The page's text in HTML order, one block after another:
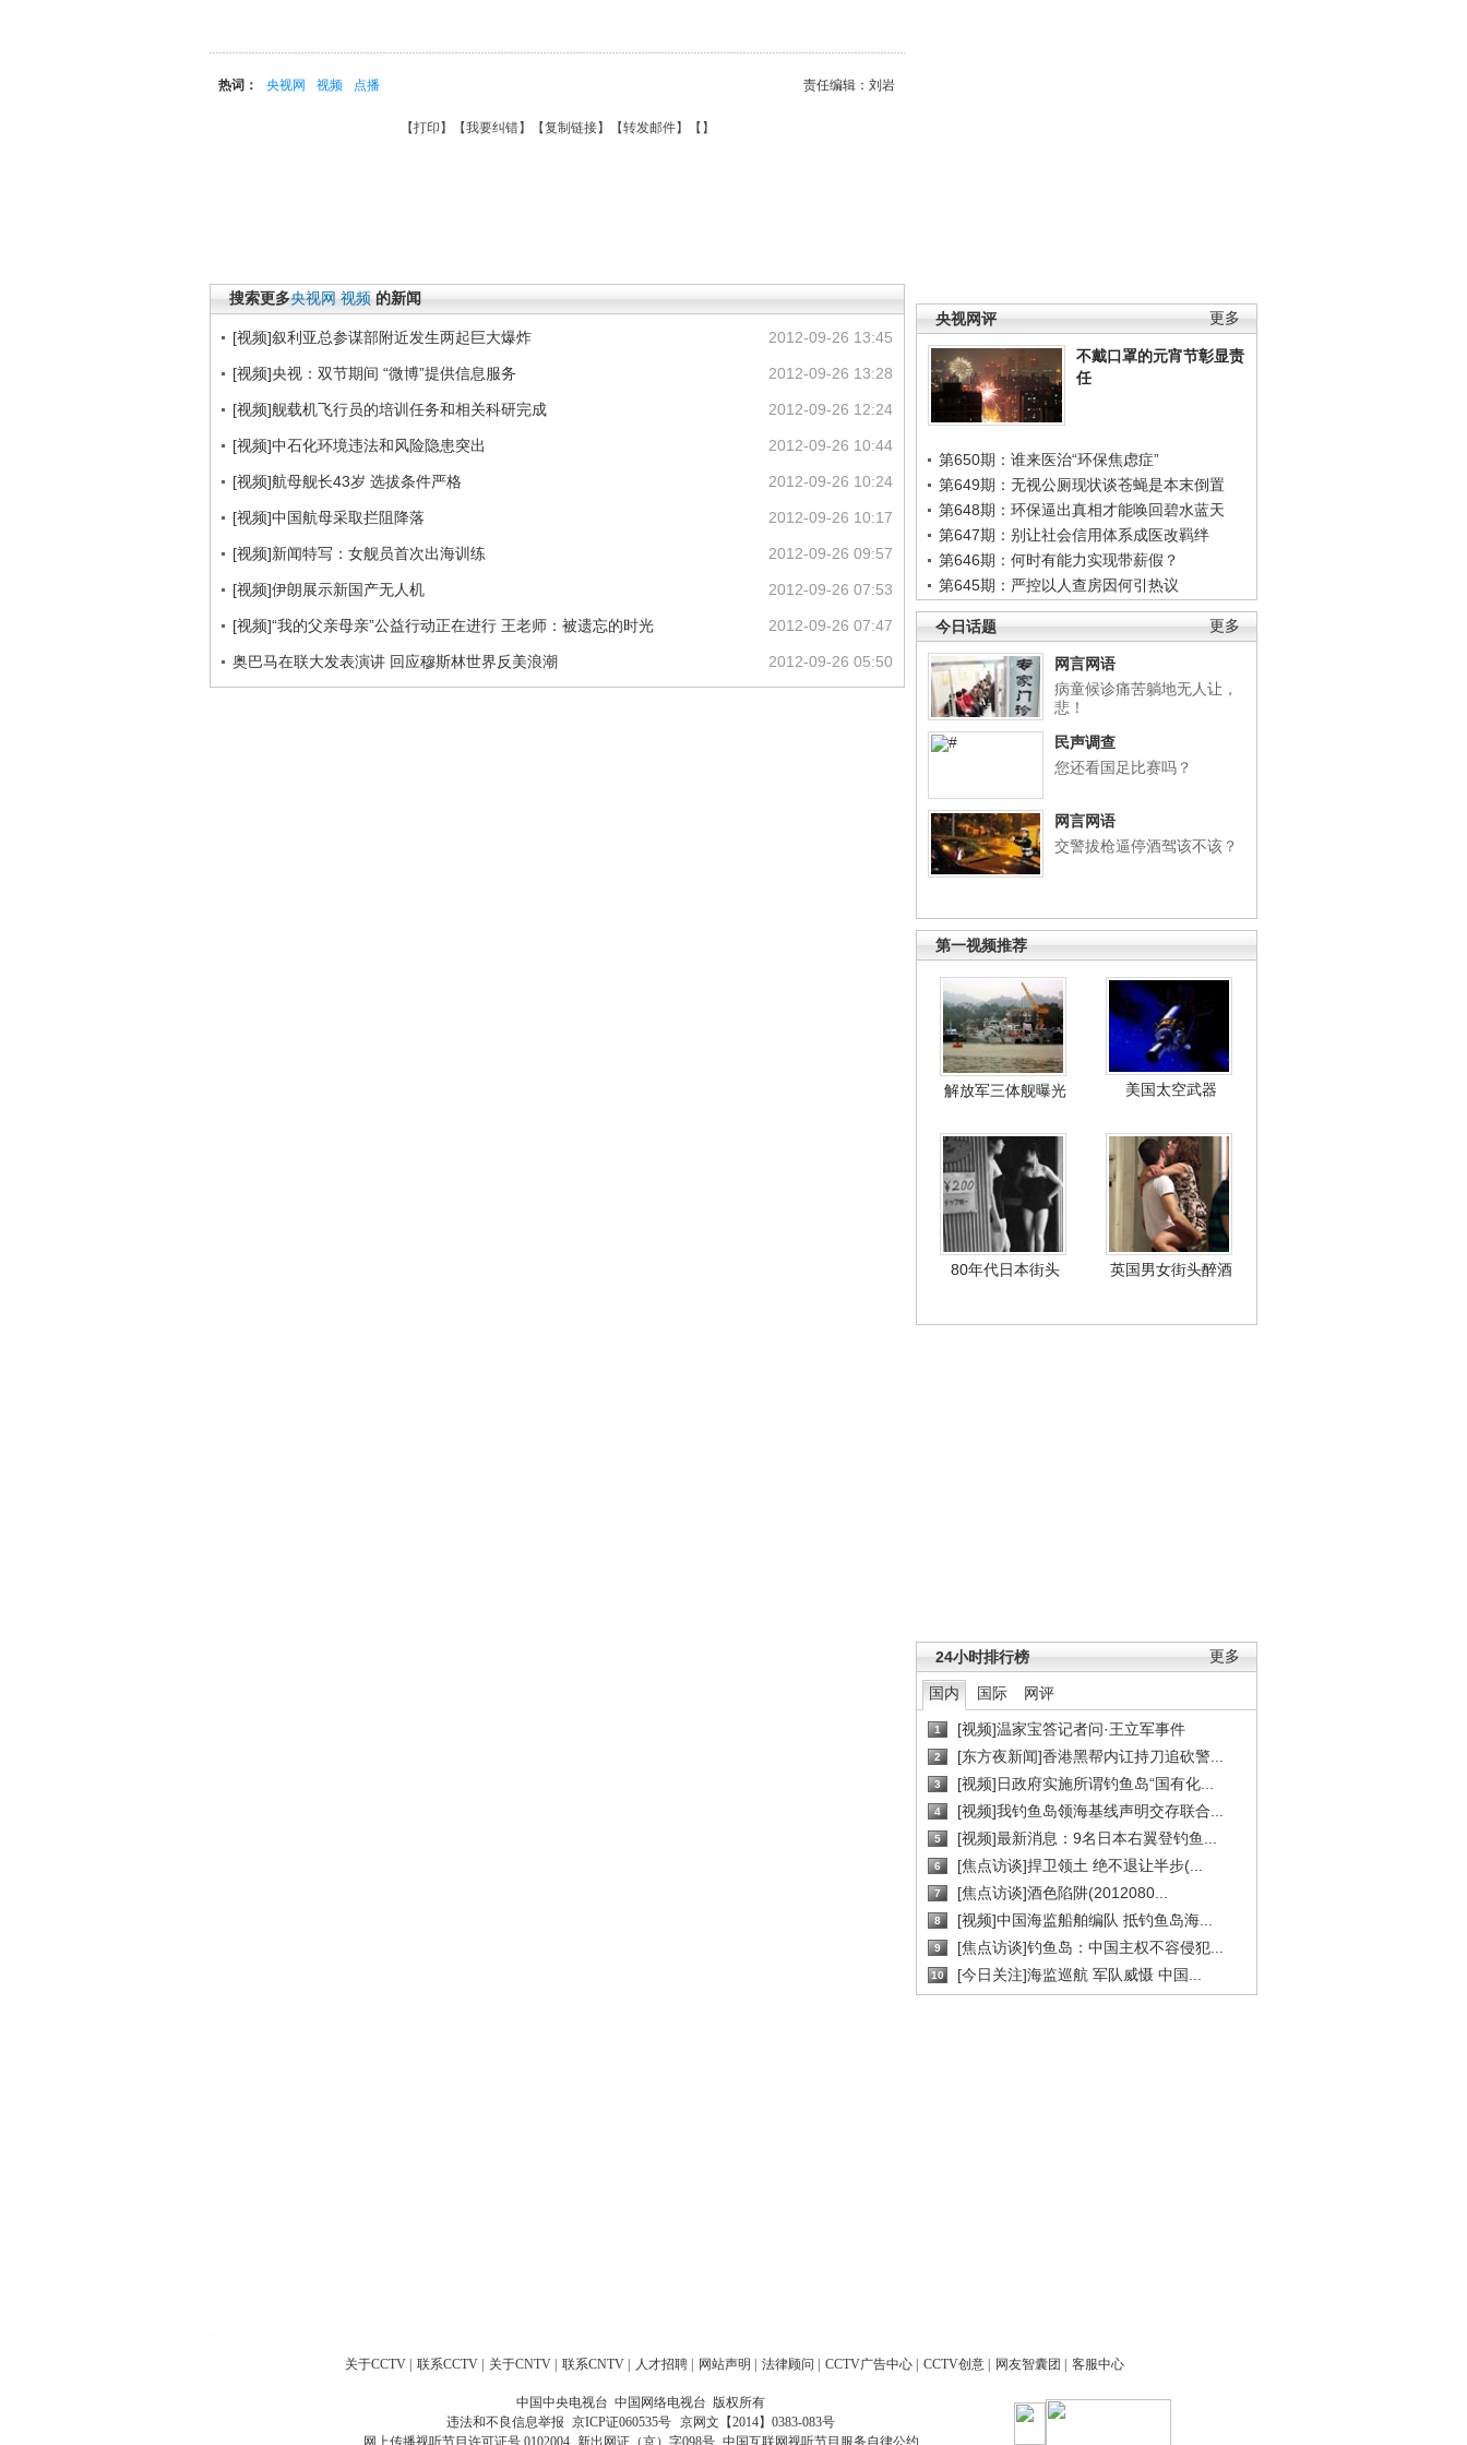
更多
央视网评
不戴口罩的元宵节彰显责
任
第650期：谁来医治“环保焦虑症”
第649期：无视公厕现状谈苍蝇是本末倒置
第648期：环保逼出真相才能唤回碧水蓝天
第647期：别让社会信用体系成医改羁绊
第646期：何时有能力实现带薪假？
第645期：严控以人查房因何引热议
更多
今日话题
网言网语
病童候诊痛苦躺地无人让，
悲！
民声调查
您还看国足比赛吗？
网言网语
交警拔枪逼停酒驾该不该？
第一视频推荐
解放军三体舰曝光 美国太空武器
80年代日本街头 英国男女街头醉酒
更多
24小时排行榜
国内 国际 网评
1 [视频]温家宝答记者问·王立军事件
2 [东方夜新闻]香港黑帮内讧持刀追砍警...
3 [视频]日政府实施所谓钓鱼岛“国有化...
4 [视频]我钓鱼岛领海基线声明交存联合...
5 [视频]最新消息：9名日本右翼登钓鱼...
6 [焦点访谈]捍卫领土 绝不退让半步(...
7 [焦点访谈]酒色陷阱(2012080...
8 [视频]中国海监船舶编队 抵钓鱼岛海...
9 [焦点访谈]钓鱼岛：中国主权不容侵犯...
10 [今日关注]海监巡航 军队威慑 中国...
责任编辑：刘岩
热词： 央视网 视频 点播
【打印 】【我要纠错】【复制链接】【转发邮件】【 】
搜索更多央视网 视频 的新闻
2012-09-26 13:45
[视频]叙利亚总参谋部附近发生两起巨大爆炸
2012-09-26 13:28
[视频]央视：双节期间 “微博”提供信息服务
2012-09-26 12:24
[视频]舰载机飞行员的培训任务和相关科研完成
2012-09-26 10:44
[视频]中石化环境违法和风险隐患突出
2012-09-26 10:24
[视频]航母舰长43岁 选拔条件严格
2012-09-26 10:17
[视频]中国航母采取拦阻降落
2012-09-26 09:57
[视频]新闻特写：女舰员首次出海训练
2012-09-26 07:53
[视频]伊朗展示新国产无人机
2012-09-26 07:47
[视频]“我的父亲母亲”公益行动正在进行 王老师：被遗忘的时光
2012-09-26 05:50
奥巴马在联大发表演讲 回应穆斯林世界反美浪潮
关于CCTV 联系CCTV 关于CNTV 联系CNTV 人才招聘 网站声明 法律顾问 CCTV广告中心 CCTV创意 网友智囊团 客服中心
中国中央电视台 中国网络电视台 版权所有
违法和不良信息举报 京ICP证060535号
京网文【2014】0383-083号
网上传播视听节目许可证号 0102004 新出网证（京）字098号 中国互联网视听节目服务自律公约